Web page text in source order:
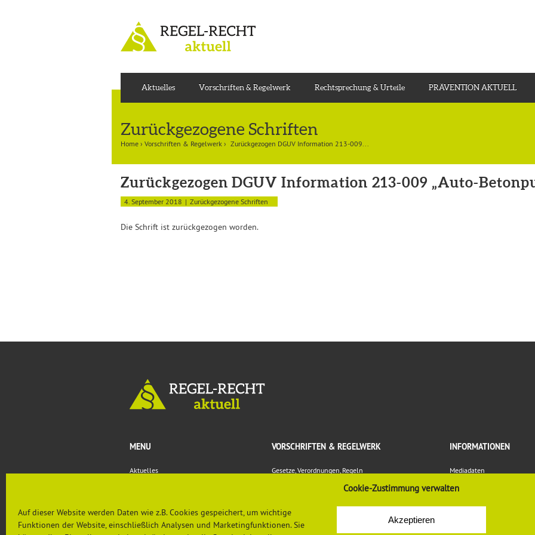
Cookie-Zustimmung verwalten
Auf dieser Website werden Daten wie z.B. Cookies gespeichert, um wichtige
Funktionen der Website, einschließlich Analysen und Marketingfunktionen. Sie
Akzeptieren
Aktuelles Vorschriften & Regelwerk Rechtsprechung & Urteile PRÄVENTION AKTUELL
Zurückgezogene Schriften
Home › Vorschriften & Regelwerk › Zurückgezogen DGUV Information 213-009...
Zurückgezogen DGUV Information 213-009 „Auto-
4. September 2018 Zurückgezogene Schriften
Die Schrift ist zurückgezogen worden.
MENU
Aktuelles
VORSCHRIFTEN & REGELWERK
Gesetze, Verordnungen, Regeln
Vorschriften und Regelwerk der DGUV
LASI-Publikationen
INFORMATIONEN
Mediadaten
Impressum
Newsletter-Anmeldung